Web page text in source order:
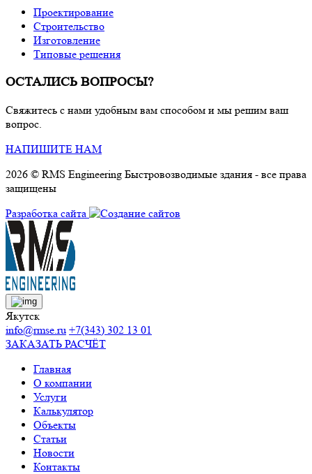
Проектирование
Строительство
Изготовление
Типовые решения
ОСТАЛИСЬ ВОПРОСЫ?
Свяжитесь с нами удобным вам способом и мы решим ваш
вопрос.
НАПИШИТЕ НАМ
2026 © RMS Engineering Быстровозводимые здания - все права
защищены
Разработка сайта
Якутск
info@rmse.ru +7(343) 302 13 01
ЗАКАЗАТЬ РАСЧЁТ
Главная
О компании
Услуги
Калькулятор
Объекты
Статьи
Новости
Контакты